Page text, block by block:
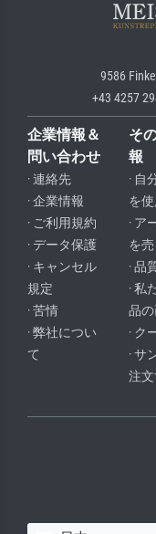
9586
+43 4257
企業情報＆
問い合わせ
· 連絡先
· 企業情報
· ご利用規約
· データ保護
· キャンセル
規定
· 苦情
· 弊社につい
て
そ
報
· 自
を
· ア
を売
· 品
· 私
品
· ク
· サ
注